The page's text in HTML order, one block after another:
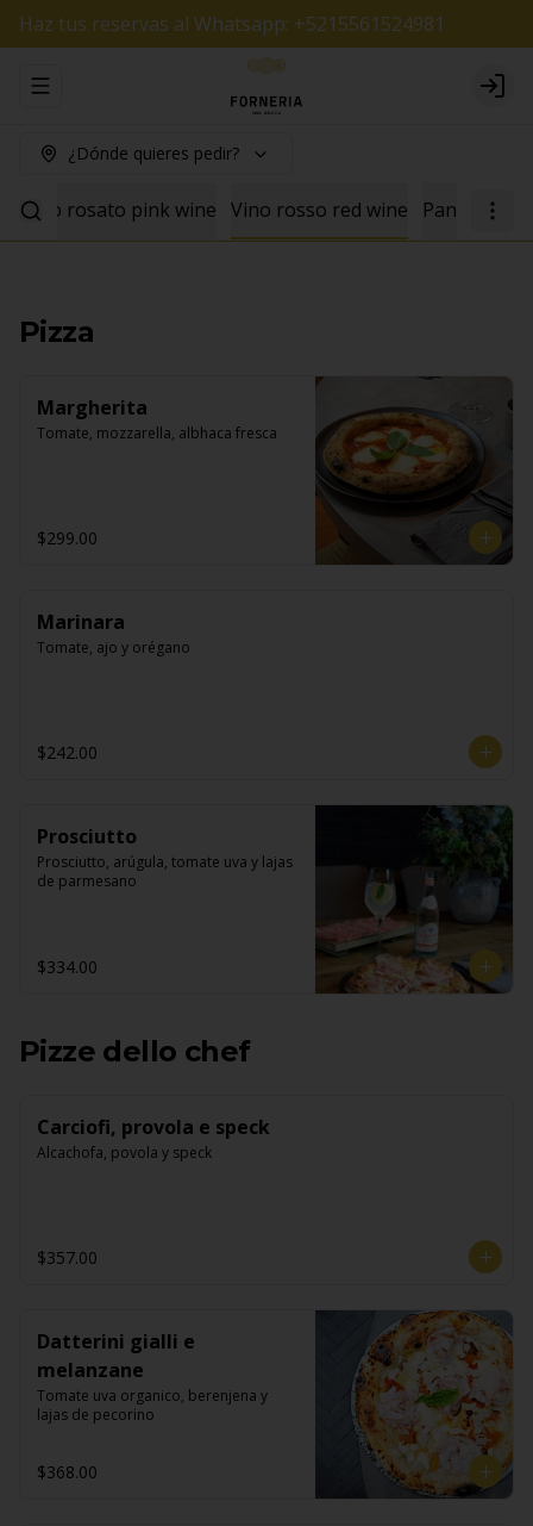
Haz tus reservas al Whatsapp: +5215561524981
Abrir menu de navegación Login
¿Dónde quieres pedir?
Vino rosato pink wine Vino rosso red wine Pan
Pizza
Margherita
Tomate, mozzarella, albhaca fresca
$299.00
Marinara
Tomate, ajo y orégano
$242.00
Prosciutto
Prosciutto, arúgula, tomate uva y lajas
de parmesano
$334.00
Pizze dello chef
Carciofi, provola e speck
Alcachofa, povola y speck
$357.00
Datterini gialli e
melanzane
Tomate uva organico, berenjena y
lajas de pecorino
$368.00